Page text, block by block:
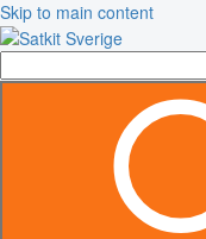
Skip to main content